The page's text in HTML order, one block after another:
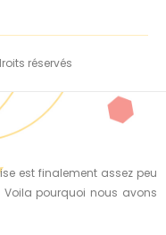
réservés
est finalement assez peu
Voila pourquoi nous avons